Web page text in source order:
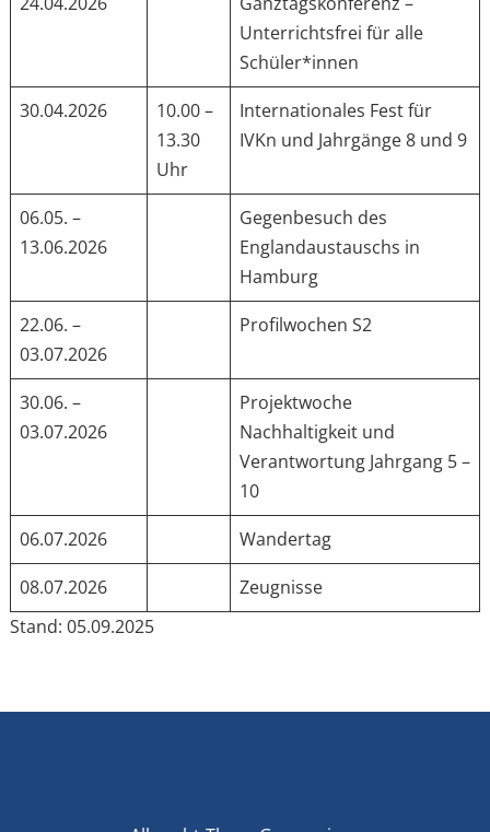
Unterrichtsfrei für alle
Schüler*innen
30.04.2026
10.00 –
13.30
Uhr
Internationales Fest für
IVKn und Jahrgänge 8 und 9
06.05. –
13.06.2026
Gegenbesuch des
Englandaustauschs in
Hamburg
22.06. –
03.07.2026
Profilwochen S2
30.06. –
03.07.2026
Projektwoche
Nachhaltigkeit und
Verantwortung Jahrgang 5 –
10
06.07.2026
Wandertag
08.07.2026
Zeugnisse
Stand: 05.09.2025